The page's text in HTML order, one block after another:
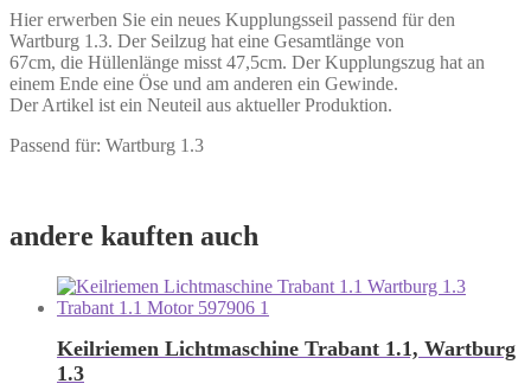
Hier erwerben Sie ein neues Kupplungsseil passend für den
Wartburg 1.3. Der Seilzug hat eine Gesamtlänge von
67cm, die Hüllenlänge misst 47,5cm. Der Kupplungszug hat an
einem Ende eine Öse und am anderen ein Gewinde.
Der Artikel ist ein Neuteil aus aktueller Produktion.
Passend für: Wartburg 1.3
andere kauften auch
Keilriemen Lichtmaschine Trabant 1.1, Wartburg
1.3